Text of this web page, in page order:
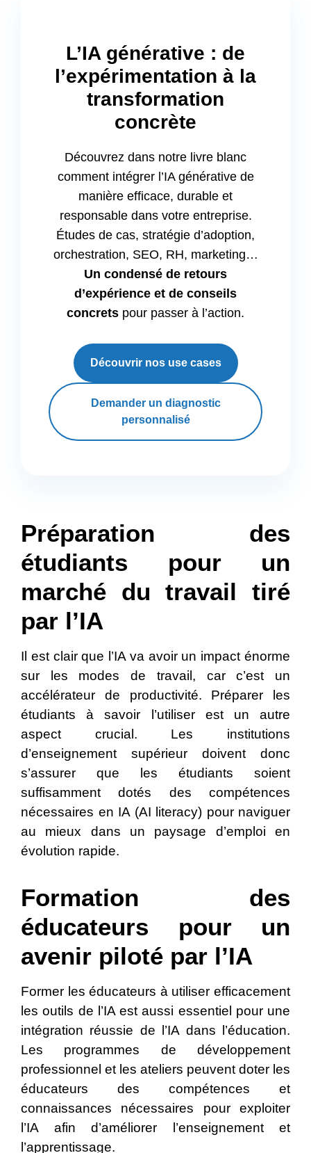
L’IA générative : de
l’expérimentation à la
transformation
concrète
Découvrez dans notre livre blanc
comment intégrer l’IA générative de
manière efficace, durable et
responsable dans votre entreprise.
Études de cas, stratégie d’adoption,
orchestration, SEO, RH, marketing…
Un condensé de retours
d’expérience et de conseils
concrets pour passer à l’action.
Découvrir nos use cases
Demander un diagnostic
personnalisé
Préparation des
étudiants pour un
marché du travail tiré
par l’IA
Il est clair que l’IA va avoir un impact énorme
sur les modes de travail, car c’est un
accélérateur de productivité. Préparer les
étudiants à savoir l’utiliser est un autre
aspect crucial. Les institutions
d’enseignement supérieur doivent donc
s’assurer que les étudiants soient
suffisamment dotés des compétences
nécessaires en IA (AI literacy) pour naviguer
au mieux dans un paysage d’emploi en
évolution rapide.
Formation des
éducateurs pour un
avenir piloté par l’IA
Former les éducateurs à utiliser efficacement
les outils de l’IA est aussi essentiel pour une
intégration réussie de l’IA dans l’éducation.
Les programmes de développement
professionnel et les ateliers peuvent doter les
éducateurs des compétences et
connaissances nécessaires pour exploiter
l’IA afin d’améliorer l’enseignement et
l’apprentissage.